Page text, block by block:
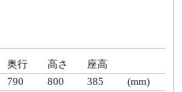
奥行 高さ
座高
790 800 385
(mm)